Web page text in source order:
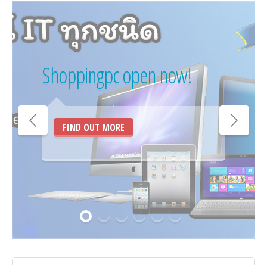
Shoppingpc open now!
FIND OUT MORE